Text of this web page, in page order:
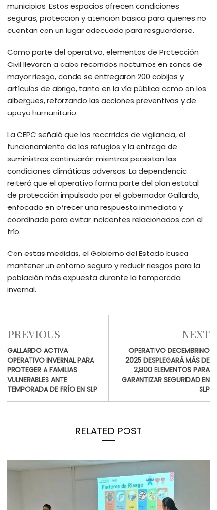
municipios. Estos espacios ofrecen condiciones
seguras, protección y atención básica para quienes no
cuentan con un lugar adecuado para resguardarse.
Como parte del operativo, elementos de Protección
Civil llevaron a cabo recorridos nocturnos en zonas de
mayor riesgo, donde se entregaron 200 cobijas y
artículos de abrigo, tanto en la vía pública como en los
albergues, reforzando las acciones preventivas y de
apoyo humanitario.
La CEPC señaló que los recorridos de vigilancia, el
funcionamiento de los refugios y la entrega de
suministros continuarán mientras persistan las
condiciones climáticas adversas. La dependencia
reiteró que el operativo forma parte del plan estatal
de protección impulsado por el gobernador Gallardo,
enfocado en ofrecer una respuesta inmediata y
coordinada para evitar incidentes relacionados con el
frío.
Con estas medidas, el Gobierno del Estado busca
mantener un entorno seguro y reducir riesgos para la
población más expuesta durante la temporada
invernal.
PREVIOUS
GALLARDO ACTIVA
OPERATIVO INVERNAL PARA
PROTEGER A FAMILIAS
VULNERABLES ANTE
TEMPORADA DE FRÍO EN SLP
NEXT
OPERATIVO DECEMBRINO
2025 DESPLEGARÁ MÁS DE
2,800 ELEMENTOS PARA
GARANTIZAR SEGURIDAD EN
SLP
RELATED POST